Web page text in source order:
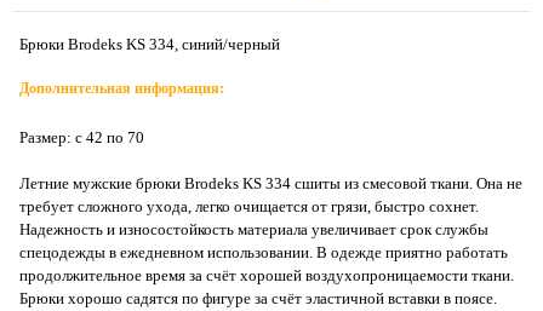
Брюки Brodeks KS 334, синий/черный
Дополнительная информация:
Размер: с 42 по 70
Летние мужские брюки Brodeks KS 334 сшиты из смесовой ткани. Она не
требует сложного ухода, легко очищается от грязи, быстро сохнет.
Надежность и износостойкость материала увеличивает срок службы
спецодежды в ежедневном использовании. В одежде приятно работать
продолжительное время за счёт хорошей воздухопроницаемости ткани.
Брюки хорошо садятся по фигуре за счёт эластичной вставки в поясе.